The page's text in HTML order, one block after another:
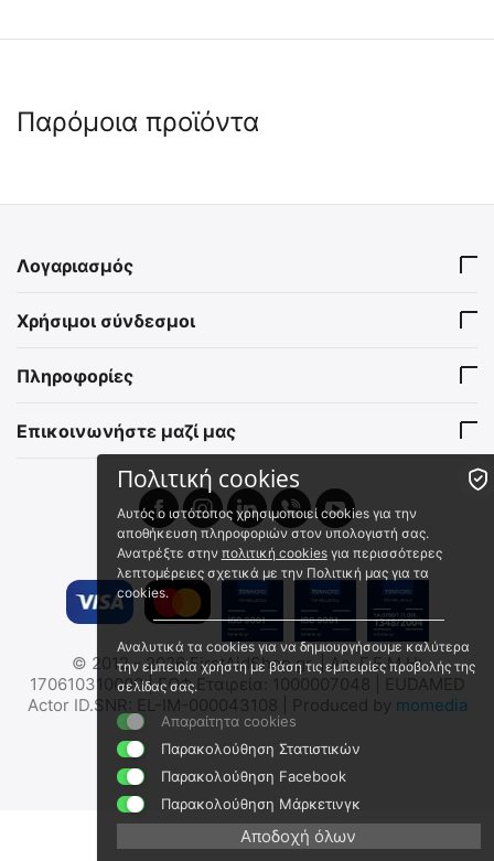
Παρόμοια προϊόντα
MIL-TEC Στεγανό Κουτί για
Σπίρτα και
Άμεσα διαθέσιμο
€2.00
(χωρίς ΦΠΑ)
MIL-TEC Απόλυτα Στεγανό
Κουτί Μαύρο 228 Χ 130 Χ
€16.09(χωρίς ΦΠΑ)
✔
MIL-TEC Μεταλλικό Κουτί
Αποθήκευσης
Πυρομαχικών/Φαρμάκων/
Εξοπλισμού - (Με
Επιγραφή/Χακί/Μεγάλο)
15963300
Άμεσα διαθέσιμο
Αποστολή εντός 24 ωρών
(χωρίς ΦΠΑ)
MIL-TEC Μεταλλικό Κουτί
Αποθήκευσης
Πυρομαχικών/Φαρμάκων/
Εξοπλισμού - (Με
15963100
Άμεσα διαθέσιμο
Αποστολή εντός 24 ωρών
€ 28.00
22.58
Λογαριασμός
Χρήσιμοι σύνδεσμοι
Πληροφορίες
Επικοινωνήστε μαζί μας
© 2012 - 2026 FirstAidShop.gr. | Αρ. Γ.Ε.Μ.Η:
170610310000 | ΕΟΦ Εταιρεία: 1000007048 | EUDAMED
Actor ID.SNR: EL-IM-000043108 | Produced by momedia
Πολιτική cookies
Αυτός ο ιστότοπος χρησιμοποιεί cookies για την
αποθήκευση πληροφοριών στον υπολογιστή σας.
Ανατρέξτε στην πολιτική cookiesγια περισσότερες
λεπτομέρειες σχετικά με την Πολιτική μας για τα
cookies.
Αναλυτικά τα cookies για να δημιουργήσουμε καλύτερα
την εμπειρία χρήστη με βάση τις εμπειρίες προβολής της
σελίδας σας.
Απαραίτητα cookies
Παρακολούθηση Στατιστικών
Παρακολούθηση Facebook
Παρακολούθηση Μάρκετινγκ
Αποδοχή όλων